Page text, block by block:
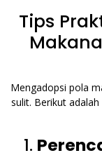
Tips
Mengadopsi pola
sulit. Berikut
1.